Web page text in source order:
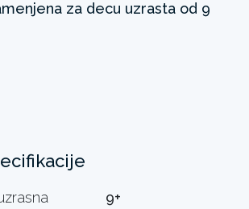
za decu uzrasta od 9
9+